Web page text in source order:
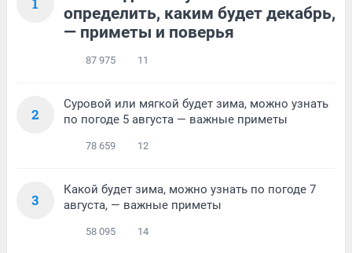
определить, каким будет декабрь,
— приметы и поверья
87 975 11
2
Суровой или мягкой будет зима, можно узнать
по погоде 5 августа — важные приметы
78 659 12
3
Какой будет зима, можно узнать по погоде 7
августа, — важные приметы
58 095 14